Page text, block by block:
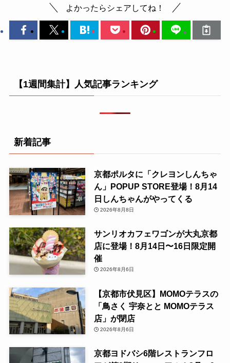
よかったらシェアしてね！
【1週間集計】人気記事ランキング
新着記事
京都ポルタに「クレヨンしんちゃ
ん」POPUP STORE登場！8月14
日しんちゃんがやってくる
2026年8月8日
サンリオカフェワゴンが大丸京都
店に登場！8月14日〜16日限定開
催
2026年8月6日
【京都市伏見区】MOMOテラスの
「鳥さく 宇奈とと MOMOテラス
店」が閉店
2026年8月6日
京都ヨドバシ6階レストランフロ